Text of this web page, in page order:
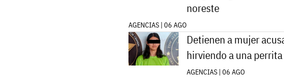
noreste
AGENCIAS | 06 AGO
Detienen a mujer
hirviendo a una
AGENCIAS | 06 AGO